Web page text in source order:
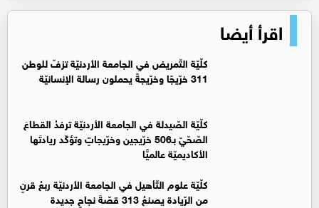
اقرأ أيضا
كلّيّة التّمريض في الجامعة الأردنيّة تزفّ للوطن
311 خرّيجًا وخرّيجةً يحملون رسالة الإنسانيّة
كلّيّة الصّيدلة في الجامعة الأردنيّة ترفدُ القطاعَ
الصّحّيّ بـ506 خرّيجين وخرّيجاتٍ وتؤكّد ريادتَها
الأكاديميّة عالميًّا
كلّيّة علوم التّأهيل في الجامعة الأردنيّة ربعُ قرنٍ
من الرّيادة يصنعُ 313 قصّةَ نجاحٍ جديدة